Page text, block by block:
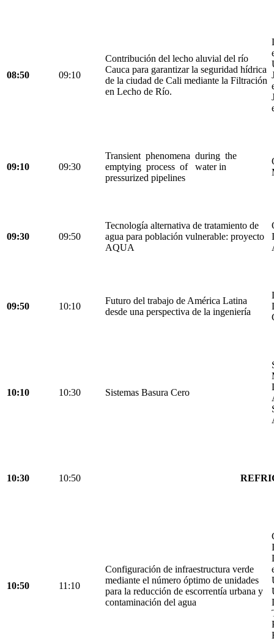
08:50 09:10
Contribución del lecho aluvial del río
Cauca para garantizar la seguridad hídrica
de la ciudad de Cali mediante la Filtración
en Lecho de Río.
09:10 09:30
Transient phenomena during the
emptying process of water in
pressurized pipelines
09:30 09:50
Tecnología alternativa de tratamiento de
agua para población vulnerable: proyecto
AQUA
09:50 10:10
Futuro del trabajo de América Latina
desde una perspectiva de la ingeniería
10:10 10:30 Sistemas Basura Cero
10:30 10:50
10:50 11:10
Configuración de infraestructura verde
mediante el número óptimo de unidades
para la reducción de escorrentía urbana y
contaminación del agua